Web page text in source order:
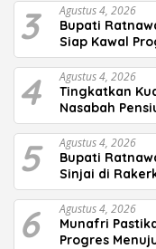
3 Agustus 4, 2026
Bupati
Siap Kawal
4 Agustus 4, 2026
Tingkatkan
Nasabah
5 Agustus 4, 2026
Bupati
Sinjai di
6 Agustus 4, 2026
Munafri
Progres